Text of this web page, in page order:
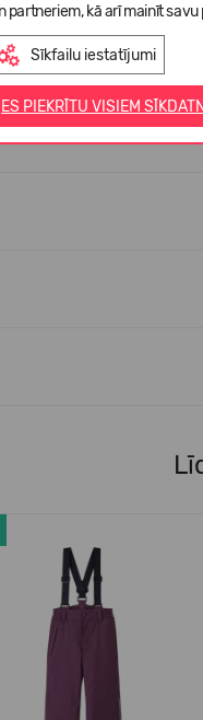
partneriem, kā arī mainīt
Sīkfailu iestatījumi
ES PIEKRĪTU VISIEM